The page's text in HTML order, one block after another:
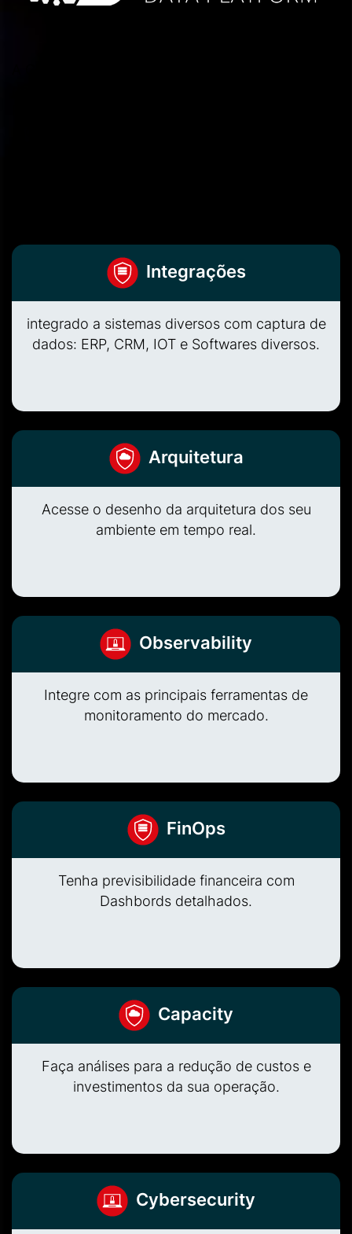
Integrações
integrado a sistemas diversos com captura de
dados: ERP, CRM, IOT e Softwares diversos.
Arquitetura
Acesse o desenho da arquitetura dos seu
ambiente em tempo real.
Observability
Integre com as principais ferramentas de
monitoramento do mercado.
FinOps
Tenha previsibilidade financeira com
Dashbords detalhados.
Capacity
Faça análises para a redução de custos e
investimentos da sua operação.
Cybersecurity